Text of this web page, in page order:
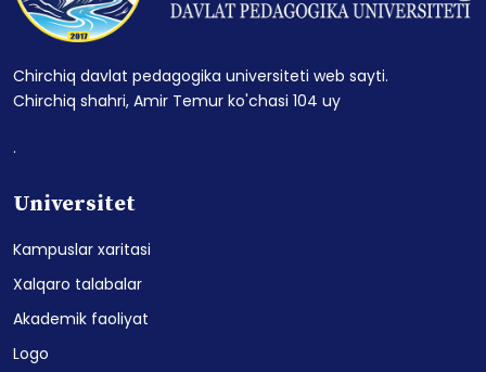
Chirchiq davlat pedagogika universiteti web sayti.
Chirchiq shahri, Amir Temur ko'chasi 104 uy
.
Universitet
Kampuslar xaritasi
Xalqaro talabalar
Akademik faoliyat
Logo